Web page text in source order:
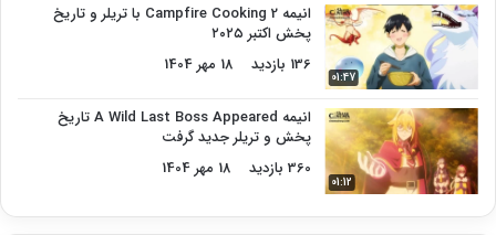
01:47
انیمه Campfire Cooking 2 با تریلر و تاریخ
پخش اکتبر ۲۰۲۵
136 بازدید
18 مهر 1404
01:12
انیمه A Wild Last Boss Appeared تاریخ
پخش و تریلر جدید گرفت
360 بازدید
18 مهر 1404